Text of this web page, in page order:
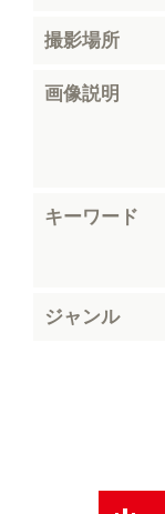
撮影場所
画像説明
キーワード
ジャンル